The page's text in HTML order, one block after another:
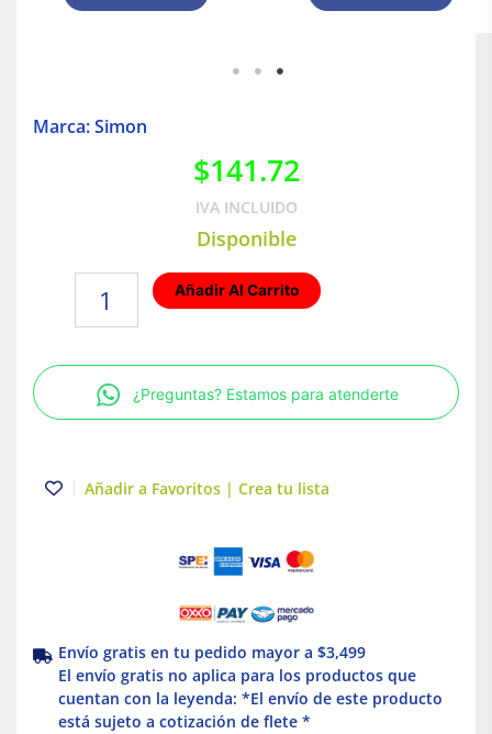
Marca: Simon
$141.72
IVA INCLUIDO
Disponible
interruptores
y
contacto
Mate
Añadir Al Carrito
¿Preguntas? Estamos para atenderte
Añadir a Favoritos | Crea tu lista
Envío gratis en tu pedido mayor a $3,499
El envío gratis no aplica para los productos que
cuentan con la leyenda: *El envío de este producto
está sujeto a cotización de flete *